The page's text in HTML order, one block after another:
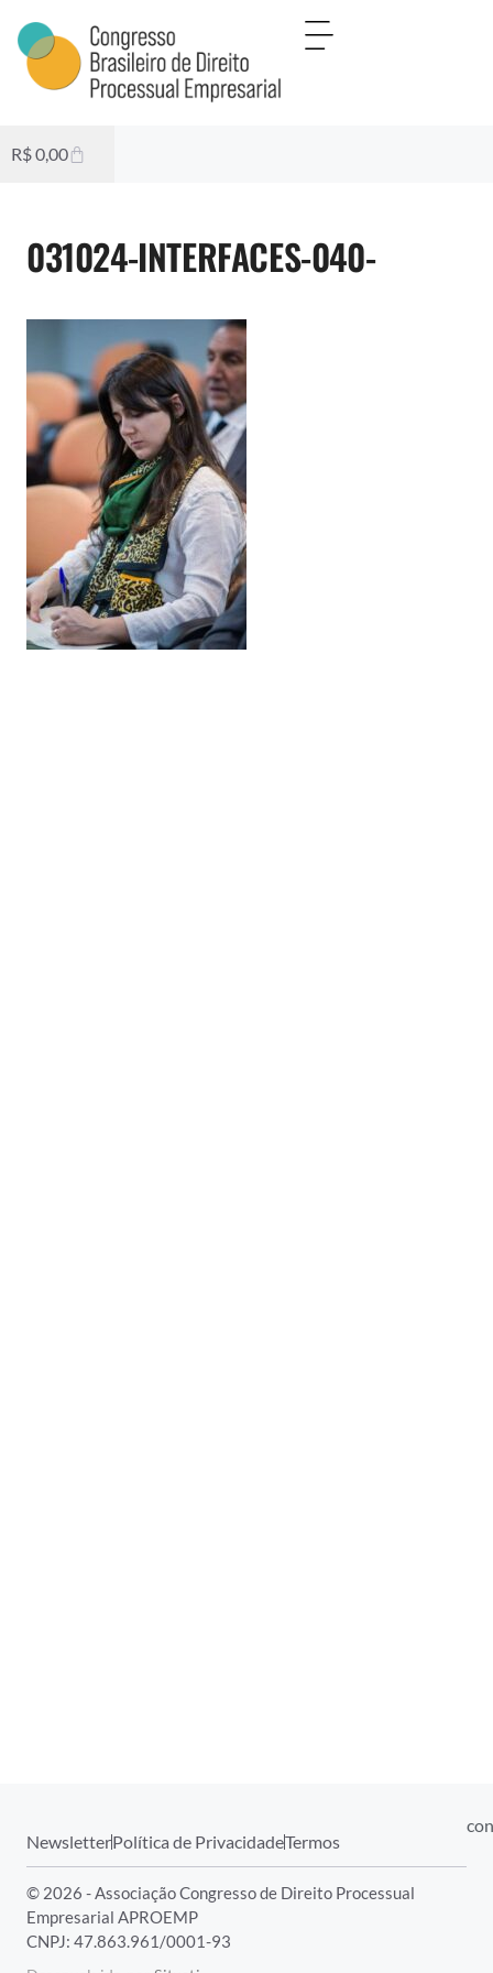
R$0,00
031024-INTERFACES-040-
NewsletterPolítica de PrivacidadeTermos
© 2026 - Associação Congresso de Direito Processual
Empresarial APROEMP
CNPJ: 47.863.961/0001-93